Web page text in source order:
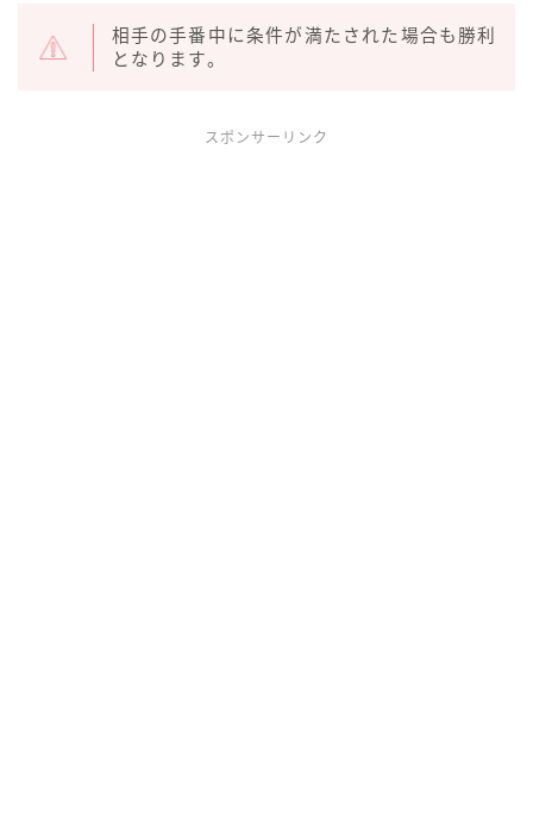
相手の手番中に条件が満たされた場合も勝利
となります。
スポンサーリンク